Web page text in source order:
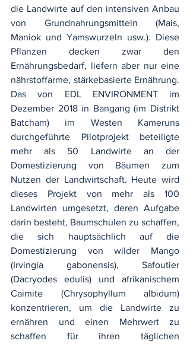
die Landwirte auf den intensiven Anbau
von Grundnahrungsmitteln (Mais,
Maniok und Yamswurzeln usw.). Diese
Pflanzen decken zwar den
Ernährungsbedarf, liefern aber nur eine
nährstoffarme, stärkebasierte Ernährung.
Das von EDL ENVIRONMENT im
Dezember 2018 in Bangang (im Distrikt
Batcham) im Westen Kameruns
durchgeführte Pilotprojekt beteiligte
mehr als 50 Landwirte an der
Domestizierung von Bäumen zum
Nutzen der Landwirtschaft. Heute wird
dieses Projekt von mehr als 100
Landwirten umgesetzt, deren Aufgabe
darin besteht, Baumschulen zu schaffen,
die sich hauptsächlich auf die
Domestizierung von wilder Mango
(Irvingia gabonensis), Safoutier
(Dacryodes edulis) und afrikanischem
Caimite (Chrysophyllum albidum)
konzentrieren, um die Landwirte zu
ernähren und einen Mehrwert zu
schaffen für ihren täglichen